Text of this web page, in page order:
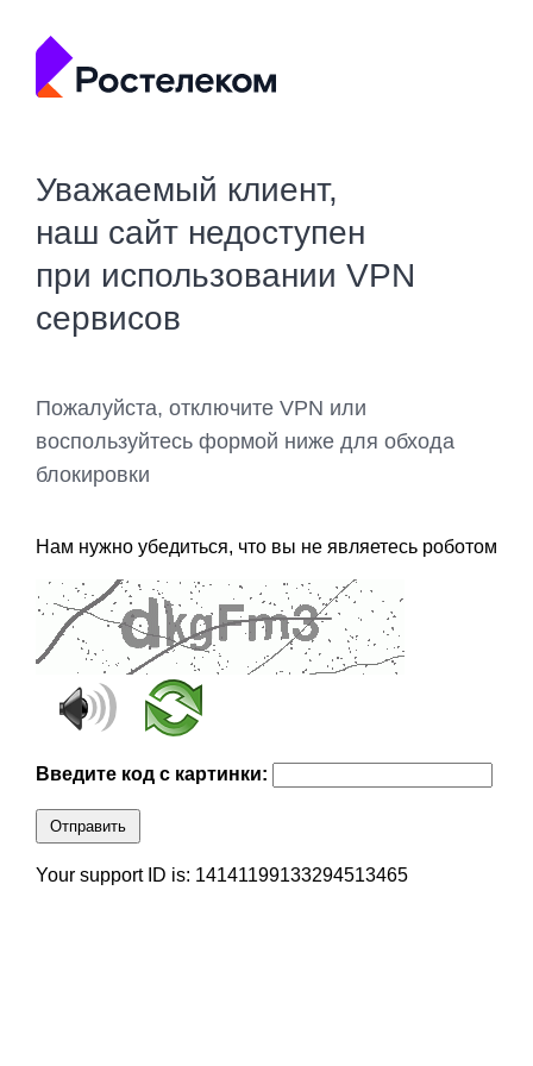
Уважаемый клиент,
наш сайт недоступен
при использовании VPN
сервисов
Пожалуйста, отключите VPN или
воспользуйтесь формой ниже для обхода
блокировки
Нам нужно убедиться, что вы не являетесь роботом
Введите код с картинки:
Отправить
Your support ID is: 14141199133294513465